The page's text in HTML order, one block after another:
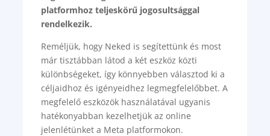
platformhoz teljeskörű jogosultsággal
rendelkezik.
Reméljük, hogy Neked is segítettünk és most
már tisztábban látod a két eszköz közti
különbségeket, így könnyebben választod ki a
céljaidhoz és igényeidhez legmegfelelőbbet. A
megfelelő eszközök használatával ugyanis
hatékonyabban kezelhetjük az online
jelenlétünket a Meta platformokon.